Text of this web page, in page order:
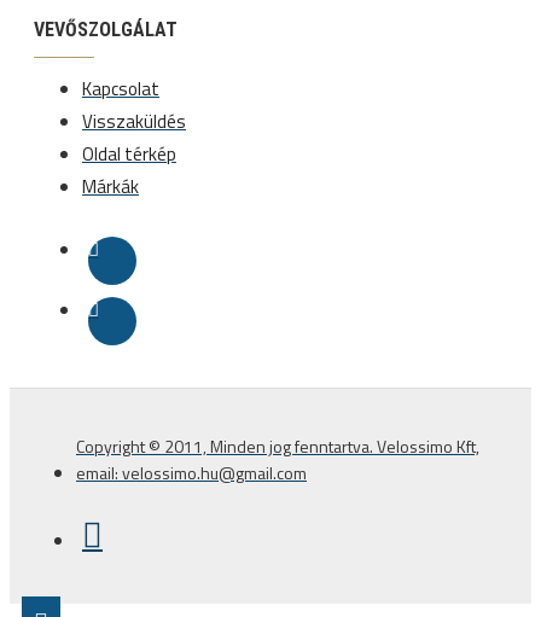
VEVŐSZOLGÁLAT
Kapcsolat
Visszaküldés
Oldal térkép
Márkák
Copyright © 2011, Minden jog fenntartva. Velossimo Kft,
email: velossimo.hu@gmail.com